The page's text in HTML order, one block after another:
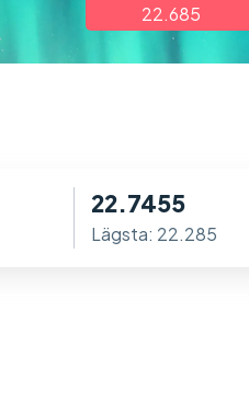
22.685
22.7455
Lägsta: 22.285